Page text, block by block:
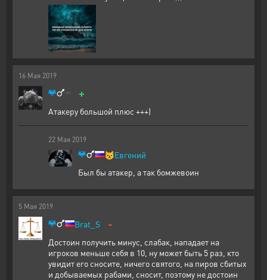
16 Мая 2019
+
Атакеру большой плюс +++)
22 Мая 2019
😾Евгений
Был бы атакер, а так бомжевоин
5 Мая 2019
Brat_S -
Достоин получить минус, слабак, нападает на
игроков меньше себя в 10, ну может быть 5 раз, кто
увидит его сносите, ничего святого, на пиров сбитых
и добываемых рабами, сносит, поэтому не достоин